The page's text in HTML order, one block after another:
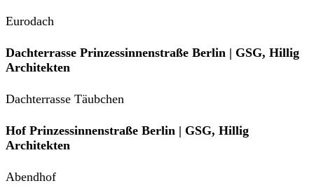
Eurodach
Dachterrasse Prinzessinnenstraße Berlin | GSG, Hillig
Architekten
Dachterrasse Täubchen
Hof Prinzessinnenstraße Berlin | GSG, Hillig
Architekten
Abendhof